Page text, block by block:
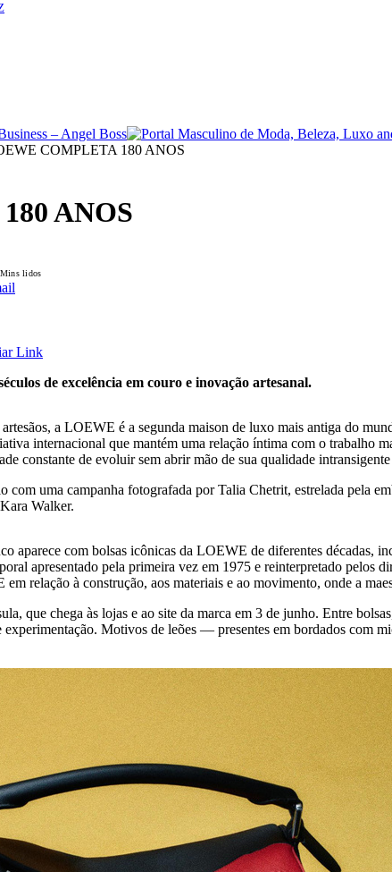
COMPLETA 180 ANOS
ANOS
lidos
Link
de excelência em couro e inovação artesanal.
a LOEWE é a segunda maison de luxo mais antiga do
internacional que mantém uma relação íntima com o trabalho
constante de evoluir sem abrir mão de sua qualidade
com uma campanha fotografada por Talia Chetrit, estrelada pela
Walker.
aparece com bolsas icônicas da LOEWE de diferentes
apresentado pela primeira vez em 1975 e reinterpretado pelos
relação à construção, aos materiais e ao movimento, onde a
que chega às lojas e ao site da marca em 3 de junho. Entre
Motivos de leões — presentes em bordados com